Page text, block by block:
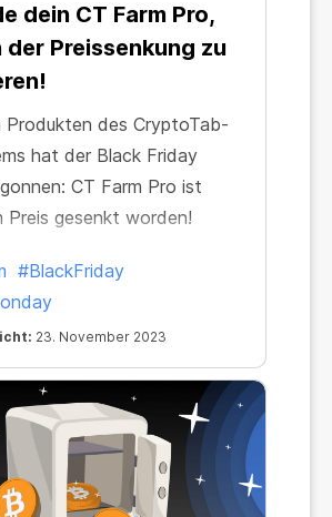
dein CT Farm Pro,
der Preissenkung zu
Produkten des CryptoTab-
hat der Black Friday
CT Farm Pro ist
Preis gesenkt worden!
#BlackFriday
23. November 2023